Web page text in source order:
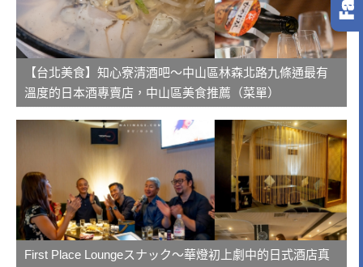
【台北美食】知心寮清酒吧～中山區林森北路九條通最有
溫度的日本酒專賣店，中山區美食推薦（菜單）
First Place Loungeスナック～華燈初上劇中的日式酒店真